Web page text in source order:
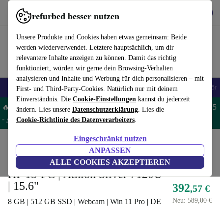
refurbed besser nutzen
Unsere Produkte und Cookies haben etwas gemeinsam: Beide
werden wiederverwendet. Letztere hauptsächlich, um dir
relevantere Inhalte anzeigen zu können. Damit das richtig
funktioniert, würden wir gerne dein Browsing-Verhalten
analysieren und Inhalte und Werbung für dich personalisieren – mit
First- und Third-Party-Cookies. Natürlich nur mit deinem
Einverständnis. Die Cookie-Einstellungen kannst du jederzeit
ändern. Lies unsere Datenschutzerklärung. Lies die
Cookie-Richtlinie des Datenverarbeiters.
Eingeschränkt nutzen
ANPASSEN
ALLE COOKIES AKZEPTIEREN
refurbed schnell und einfach nutzen
🎒 Back to school Handys Laptops Tablets Smartwatches Zubehör
🔥 Spare 5% EXTRA auf MacBooks und iPads – Code: MACPAD5
- AGB
Laptops HP Laptops
Bester Deal
HP 15-FC | Athlon Silver 7120U
| 15.6"
8 GB | 512 GB SSD | Webcam | Win 11 Pro | DE
392,57 €
Neu: 589,00 €